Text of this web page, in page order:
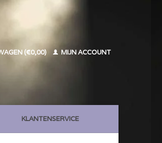
(€0,00) MIJN ACCOUNT
KLANTENSERVICE